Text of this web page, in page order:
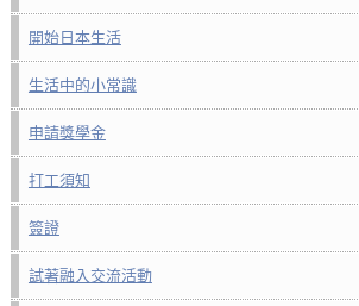
開始日本生活
生活中的小常識
申請獎學金
打工須知
簽證
試著融入交流活動